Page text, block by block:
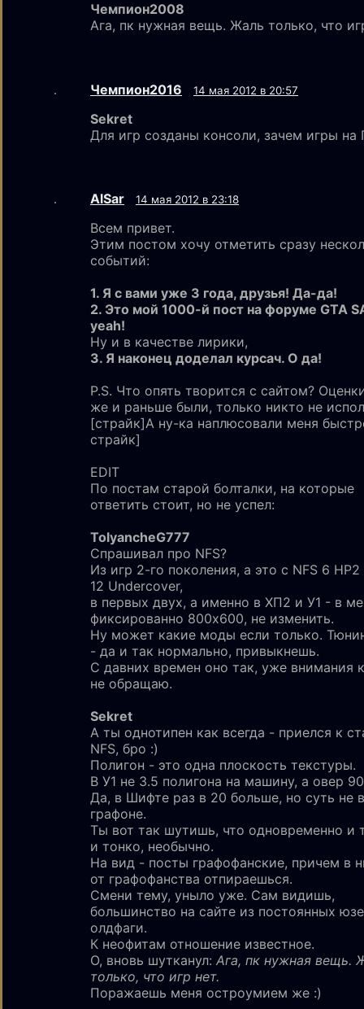
Чемпион2008
Ага, пк нужная вещь. Жаль только, что
Чемпион2016 14 мая 2012 в 20:57
Sekrеt
Для игр созданы консоли, зачем игры на
AlSar 14 мая 2012 в 23:18
Всем привет.
Этим постом хочу отметить сразу
событий:
1. Я с вами уже 3 года, друзья! Да-да!
2. Это мой 1000-й пост на форуме GTA
yeah!
Ну и в качестве лирики,
3. Я наконец доделал курсач. О да!
P.S. Что опять творится с сайтом?
же и раньше были, только никто не
[страйк]А ну-ка наплюсовали меня
страйк]
EDIT
По постам старой болталки, на которые
ответить стоит, но не успел:
TolyancheG777
Спрашивал про NFS?
Из игр 2-го поколения, а это с NFS 6 HP2
12 Undercover,
в первых двух, а именно в ХП2 и У1 - в
фиксированно 800х600, не изменить.
Ну может какие моды если только.
- да и так нормально, привыкнешь.
С давних времен оно так, уже внимания
не обращаю.
Sekrеt
А ты однотипен как всегда - приелся к
NFS, бро :)
Полигон - это одна плоскость текстуры.
В У1 не 3.5 полигона на машину, а овер
Да, в Шифте раз в 20 больше, но суть не в
графоне.
Ты вот так шутишь, что одновременно и
и тонко, необычно.
На вид - посты графофанские, причем в
от графофанства отпираешься.
Смени тему, уныло уже. Сам видишь,
большинство на сайте из постоянных
олдфаги.
К неофитам отношение известное.
О, вновь шутканул: Ага, пк нужная вещь.
только, что игр нет.
Поражаешь меня остроумием же :)